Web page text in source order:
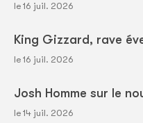
le 16 juil. 2026
King Gizzard, rave
le 16 juil. 2026
Josh Homme sur le
le 14 juil. 2026